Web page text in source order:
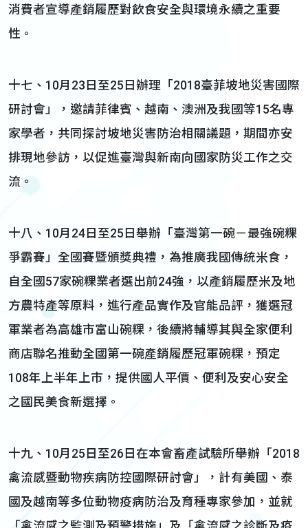
消費者宣導產銷履歷對飲食安全與環境永續之重要
性。
十七、10月23日至25日辦理「2018臺菲坡地災害國際
研討會」，邀請菲律賓、越南、澳洲及我國等15名專
家學者，共同探討坡地災害防治相關議題，期間亦安
排現地參訪，以促進臺灣與新南向國家防災工作之交
流。
十八、10月24日至25日舉辦「臺灣第一碗－最強碗粿
爭霸賽」全國賽暨頒獎典禮，為推廣我國傳統米食，
自全國57家碗粿業者選出前24強，以產銷履歷米及地
方農特產等原料，進行產品實作及官能品評，獲選冠
軍業者為高雄市富山碗粿，後續將輔導其與全家便利
商店聯名推動全國第一碗產銷履歷冠軍碗粿，預定
108年上半年上市，提供國人平價、便利及安心安全
之國民美食新選擇。
十九、10月25日至26日在本會畜產試驗所舉辦「2018
禽流感暨動物疾病防控國際研討會」，計有美國、泰
國及越南等多位動物疫病防治及育種專家參加，並就